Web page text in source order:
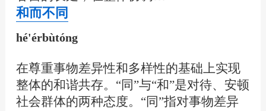
和而不同
hé'érbùtóng
在尊重事物差异性和多样性的基础上实现
整体的和谐共存。“同”与“和”是对待、安顿
社会群体的两种态度。“同”指对事物差异